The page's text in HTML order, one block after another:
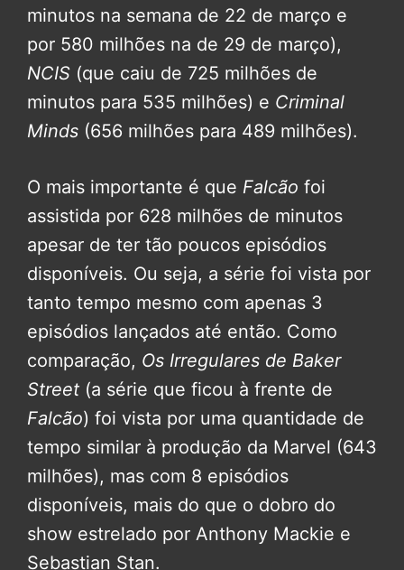
minutos na semana de 22 de março e
por 580 milhões na de 29 de março),
NCIS (que caiu de 725 milhões de
minutos para 535 milhões) e Criminal
Minds (656 milhões para 489 milhões).
O mais importante é que Falcão foi
assistida por 628 milhões de minutos
apesar de ter tão poucos episódios
disponíveis. Ou seja, a série foi vista por
tanto tempo mesmo com apenas 3
episódios lançados até então. Como
comparação, Os Irregulares de Baker
Street (a série que ficou à frente de
Falcão) foi vista por uma quantidade de
tempo similar à produção da Marvel (643
milhões), mas com 8 episódios
disponíveis, mais do que o dobro do
show estrelado por Anthony Mackie e
Sebastian Stan.